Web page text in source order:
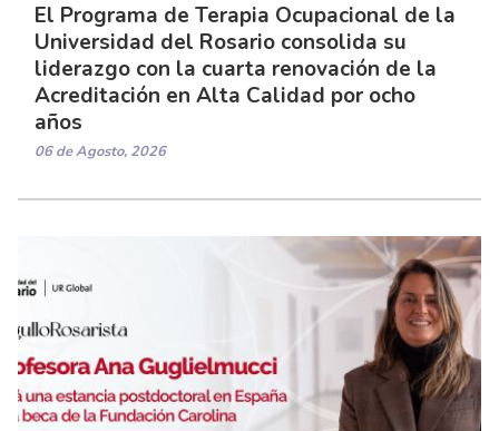
El Programa de Terapia Ocupacional de la
Universidad del Rosario consolida su
liderazgo con la cuarta renovación de la
Acreditación en Alta Calidad por ocho
años
06 de Agosto, 2026